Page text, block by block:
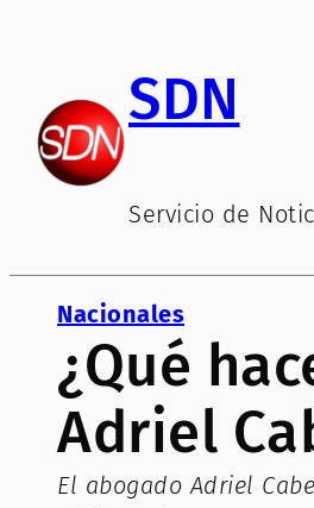
contenido
SDN
Servicio de
Nacionales
¿Qué
Adriel
El abogado Adriel